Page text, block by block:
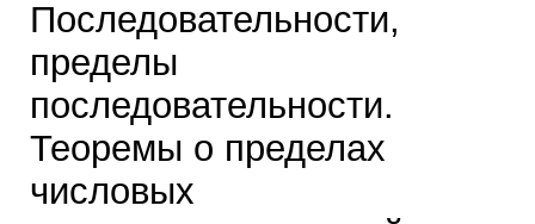
Последовательности,
пределы
последовательности.
Теоремы о пределах
числовых